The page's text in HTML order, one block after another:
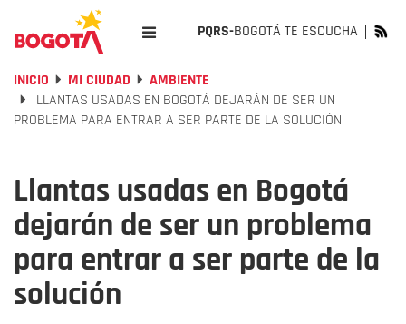
PQRS-BOGOTÁ TE ESCUCHA
INICIO MI CIUDAD
AMBIENTE
LLANTAS USADAS EN BOGOTÁ DEJARÁN DE SER UN
PROBLEMA PARA ENTRAR A SER PARTE DE LA SOLUCIÓN
Llantas usadas en Bogotá
dejarán de ser un problema
para entrar a ser parte de la
solución